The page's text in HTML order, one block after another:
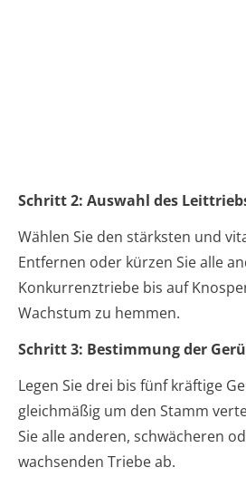
Schritt 2: Auswahl des
Wählen Sie den stärksten und
Entfernen oder kürzen Sie alle
Konkurrenztriebe bis auf
Wachstum zu hemmen.
Schritt 3: Bestimmung der
Legen Sie drei bis fünf kräftige
gleichmäßig um den Stamm
Sie alle anderen, schwächeren
wachsenden Triebe ab.